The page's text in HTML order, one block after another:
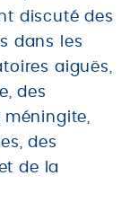
discuté des
dans les
aiguës,
des
des
de la